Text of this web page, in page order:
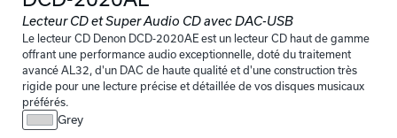
Lecteur CD et Super Audio CD avec DAC-USB
Le lecteur CD Denon DCD-2020AE est un lecteur CD haut de gamme
offrant une performance audio exceptionnelle, doté du traitement
avancé AL32, d'un DAC de haute qualité et d'une construction très
rigide pour une lecture précise et détaillée de vos disques musicaux
préférés.
Grey